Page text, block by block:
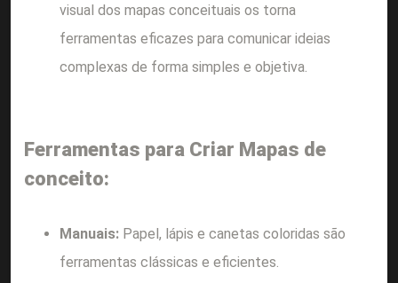
visual dos mapas conceituais os torna
ferramentas eficazes para comunicar ideias
complexas de forma simples e objetiva.
Ferramentas para Criar Mapas de
conceito:
Manuais: Papel, lápis e canetas coloridas são
ferramentas clássicas e eficientes.